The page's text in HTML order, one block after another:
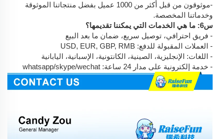
-موثوقون من قبل أكثر من 1000 عميل بفضل منتجاتنا الموثوقة
وخدماتنا المخصصة.
س6: ما هي الخدمات التي يمكننا تقديمها؟
- فريق احترافي، توصيل سريع، ضمان ما بعد البيع
- العملات المقبولة للدفع: USD, EUR, GBP, RMB
- اللغات: الإنجليزية، الصينية، الكانتونية، الإسبانية، اليابانية
- خدمة إلكترونية على مدار 24 ساعة: whatsapp/skype/wechat